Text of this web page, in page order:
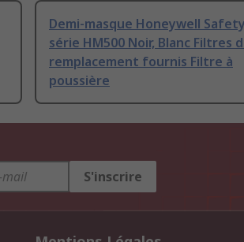
Demi-masque Honeywell Safety
série HM500 Noir, Blanc Filtres
remplacement fournis Filtre à
poussière
S'inscrire